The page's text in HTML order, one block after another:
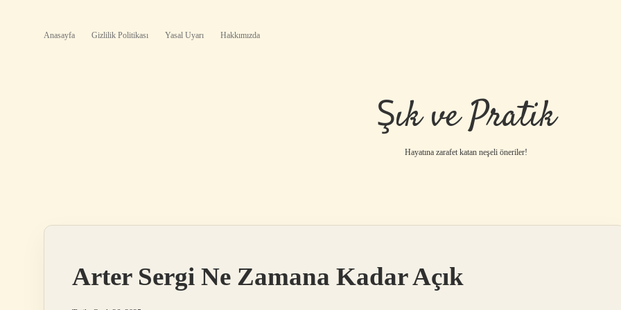
Anasayfa Gizlilik Politikası Yasal Uyarı Hakkımızda
Şık ve Pratik
Hayatına zarafet katan neşeli öneriler!
Arter Sergi Ne Zamana Kadar Açık